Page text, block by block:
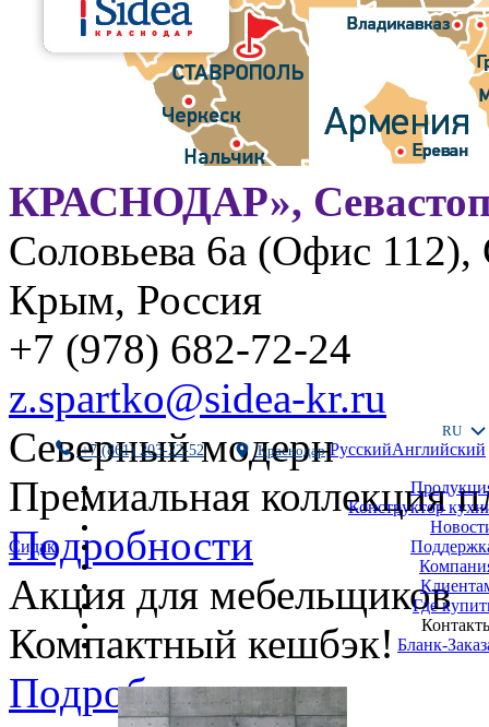
КРАСНОДАР»,
Соловьева 6а (Офис 112),
Крым, Россия
+7 (978) 682-72-24
z.spartko@sidea-kr.ru
Сидак
+7 (861) 203-22-52 Краснодар
RU
РусскийАнглийский
Конструктор
Где
Бланк-
Северный модерн
Премиальная коллекция
Подробности
Акция для мебельщиков
Компактный кешбэк!
Подробности